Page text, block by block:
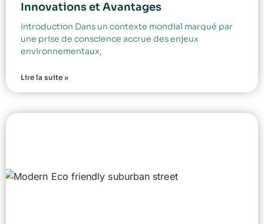
Innovations et Avantages
Introduction Dans un contexte mondial marqué par
une prise de conscience accrue des enjeux
environnementaux,
Lire la suite »